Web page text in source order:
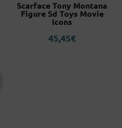
Scarface Tony Montana
Figure Sd Toys Movie
Icons
45,45€